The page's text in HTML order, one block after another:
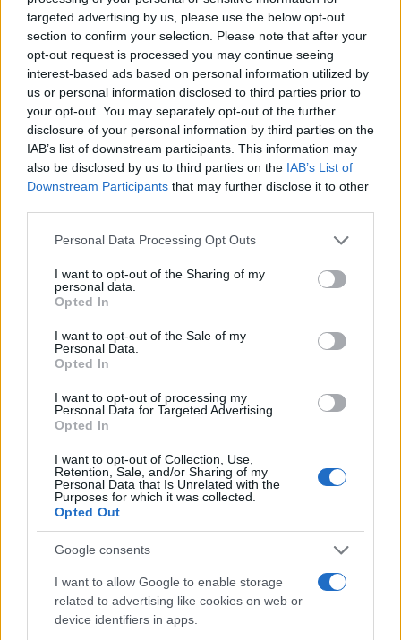
targeted advertising by us, please use the below opt-out
section to confirm your selection. Please note that after your
opt-out request is processed you may continue seeing
interest-based ads based on personal information utilized by
us or personal information disclosed to third parties prior to
your opt-out. You may separately opt-out of the further
disclosure of your personal information by third parties on the
IAB’s list of downstream participants. This information may
also be disclosed by us to third parties on the IAB’s List of
Downstream Participants that may further disclose it to other
Please note that this website/app uses one or more Google
not limited to your visit or usage behaviour. You may click to
grant or deny consent to Google and its third-party tags to
use your data for below specified purposes in below Google
consent section.
Personal Data Processing Opt Outs
I want to opt-out of the Sharing of my
personal data.
Opted In
I want to opt-out of the Sale of my
Personal Data.
Opted In
I want to opt-out of processing my
Personal Data for Targeted Advertising.
Opted In
I want to opt-out of Collection, Use,
Retention, Sale, and/or Sharing of my
Personal Data that Is Unrelated with the
Purposes for which it was collected.
Opted Out
Google consents
I want to allow Google to enable storage
related to advertising like cookies on web or
device identifiers in apps.
«`
AUTOR
Staff